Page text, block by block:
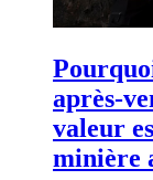
après-
valeur
minière